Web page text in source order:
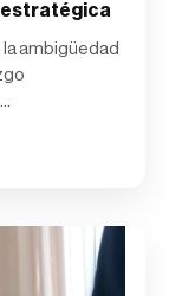
estratégica
la ambigüedad